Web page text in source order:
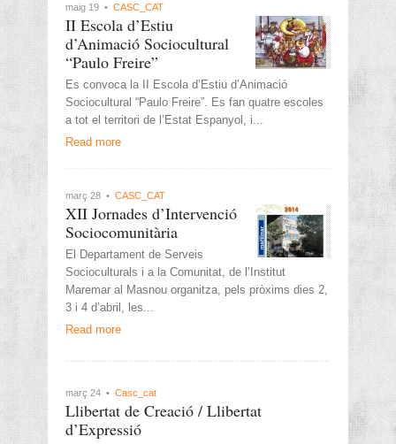
maig 19 • CASC_CAT
II Escola d’Estiu
d’Animació Sociocultural
“Paulo Freire”
Es convoca la II Escola d’Estiu d’Animació
Sociocultural “Paulo Freire”. Es fan quatre escoles
a tot el territori de l’Estat Espanyol, i...
Read more
març 28 • CASC_CAT
XII Jornades d’Intervenció
Sociocomunitària
El Departament de Serveis
Socioculturals i a la Comunitat, de l’Institut
Maremar al Masnou organitza, pels pròxims dies 2,
3 i 4 d’abril, les...
Read more
març 24 • Casc_cat
Llibertat de Creació / Llibertat
d’Expressió